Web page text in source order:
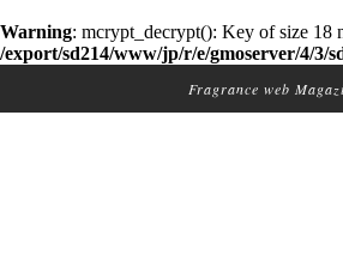
Warning: mcrypt_decrypt(): Key of size 18
/export/sd214/www/jp/r/e/gmoserver/4/3/
Fragrance web